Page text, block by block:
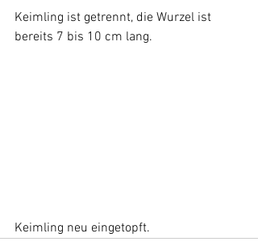
Keimling ist getrennt, die Wurzel ist
bereits 7 bis 10 cm lang.
Keimling neu eingetopft.